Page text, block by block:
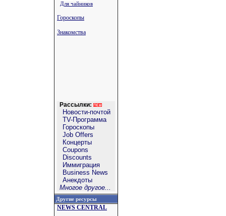
Для чайников
Гороскопы
Знакомства
Рассылки:
Новости-почтой
TV-Программа
Гороскопы
Job Offers
Концерты
Coupons
Discounts
Иммиграция
Business News
Анекдоты
Многое другое...
Другие ресурсы
NEWS CENTRAL